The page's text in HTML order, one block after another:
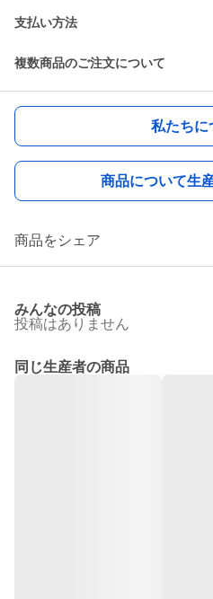
支払い方法
複数商品のご注文について
私たちに
商品について生
商品をシェア
みんなの投稿
投稿はありません
同じ生産者の商品